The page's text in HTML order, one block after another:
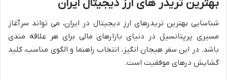
بهترین تریدر های ارز دیجیتال ایران
شناسایی بهترین تریدرهای ارز دیجیتال در ایران، می تواند سرآغاز
مسیری پرپتانسیل در دنیای بازارهای مالی برای هر علاقه مندی
باشد. در این سفر هیجان انگیز، انتخاب راهنما و الگوی مناسب، کلید
گشایش درهای موفقیت است.